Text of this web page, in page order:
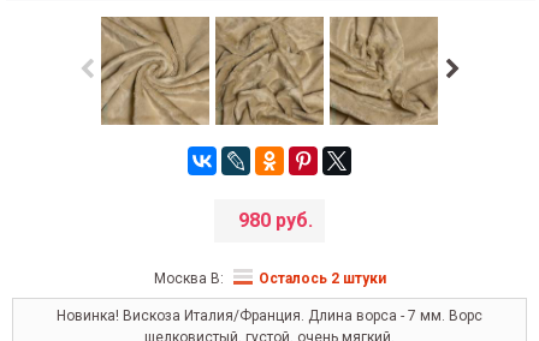
980 руб.
Москва В: Осталось 2 штуки
Новинка! Вискоза Италия/Франция. Длина ворса - 7 мм. Ворс